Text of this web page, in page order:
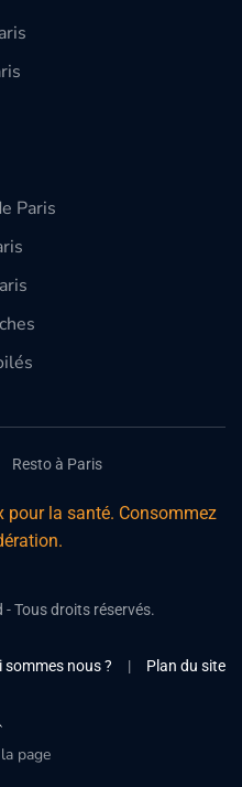
Paris
Resto à Paris
pour la santé. Consommez
Tous droits réservés.
sommes nous ? | Plan du site
page